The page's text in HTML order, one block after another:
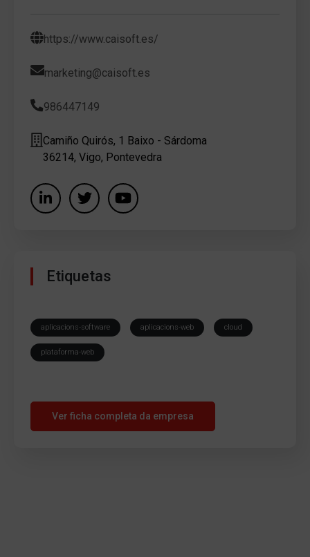
https://www.caisoft.es/
marketing@caisoft.es
986447149
Camiño Quirós, 1 Baixo - Sárdoma
36214, Vigo, Pontevedra
Etiquetas
aplicacions-software aplicacions-web cloud
plataforma-web
Ver ficha completa da empresa